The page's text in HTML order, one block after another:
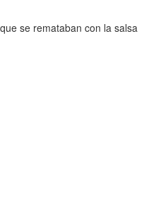
se remataban con la salsa